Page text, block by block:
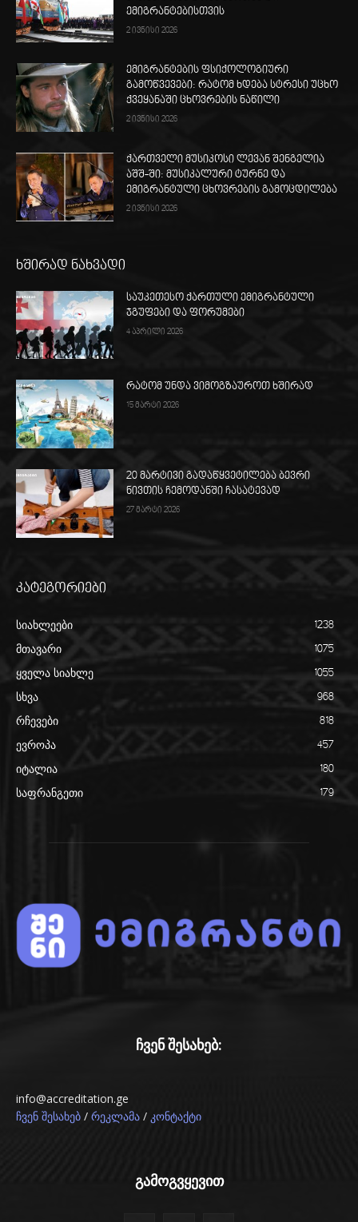
ემიგრანტებისთვის
2 ივნისი 2026
ემიგრანტების ფსიქოლოგიური
გამოწვევები: რატომ ხდება სტრესი უცხო
ქვეყანაში ცხოვრების ნაწილი
2 ივნისი 2026
ქართველი მუსიკოსი ლევან შენგელია
აშშ-ში: მუსიკალური ტურნე და
ემიგრანტული ცხოვრების გამოცდილება
2 ივნისი 2026
ხშირად ნახვადი
საუკეთესო ქართული ემიგრანტული
ჯგუფები და ფორუმები
4 აპრილი 2026
რატომ უნდა ვიმოგზაუროთ ხშირად
15 მარტი 2026
20 მარტივი გადაწყვეტილება ბევრი
ნივთის ჩემოდანში ჩასატევად
27 მარტი 2026
კატეგორიები
სიახლეები 1238
მთავარი 1075
ყველა სიახლე 1055
სხვა 968
რჩევები 818
ევროპა 457
იტალია 180
საფრანგეთი 179
ჩვენ შესახებ:
info@accreditation.ge
ჩვენ შესახებ / რეკლამა / კონტაქტი
გამოგვყევით